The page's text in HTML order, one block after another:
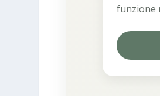
funzione